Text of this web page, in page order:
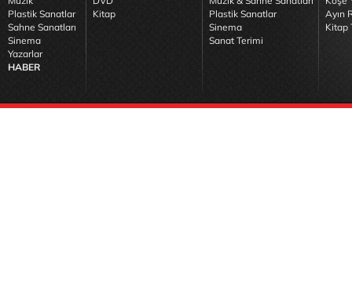
Plastik Sanatlar
Sahne Sanatları
Sinema
Yazarlar
HABER
Kitap
Plastik Sanatlar
Sinema
Sanat Terimi
Ayın
Kitap